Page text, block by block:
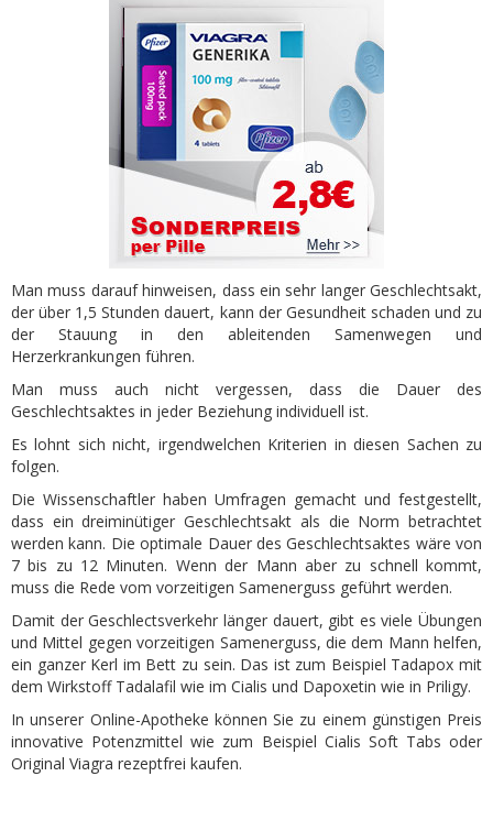
Man muss darauf hinweisen, dass ein sehr langer Geschlechtsakt,
der über 1,5 Stunden dauert, kann der Gesundheit schaden und zu
der Stauung in den ableitenden Samenwegen und
Herzerkrankungen führen.
Man muss auch nicht vergessen, dass die Dauer des
Geschlechtsaktes in jeder Beziehung individuell ist.
Es lohnt sich nicht, irgendwelchen Kriterien in diesen Sachen zu
folgen.
Die Wissenschaftler haben Umfragen gemacht und festgestellt,
dass ein dreiminütiger Geschlechtsakt als die Norm betrachtet
werden kann. Die optimale Dauer des Geschlechtsaktes wäre von
7 bis zu 12 Minuten. Wenn der Mann aber zu schnell kommt,
muss die Rede vom vorzeitigen Samenerguss geführt werden.
Damit der Geschlectsverkehr länger dauert, gibt es viele Übungen
und Mittel gegen vorzeitigen Samenerguss, die dem Mann helfen,
ein ganzer Kerl im Bett zu sein. Das ist zum Beispiel Tadapox mit
dem Wirkstoff Tadalafil wie im Cialis und Dapoxetin wie in Priligy.
In unserer Online-Apotheke können Sie zu einem günstigen Preis
innovative Potenzmittel wie zum Beispiel Cialis Soft Tabs oder
Original Viagra rezeptfrei kaufen.